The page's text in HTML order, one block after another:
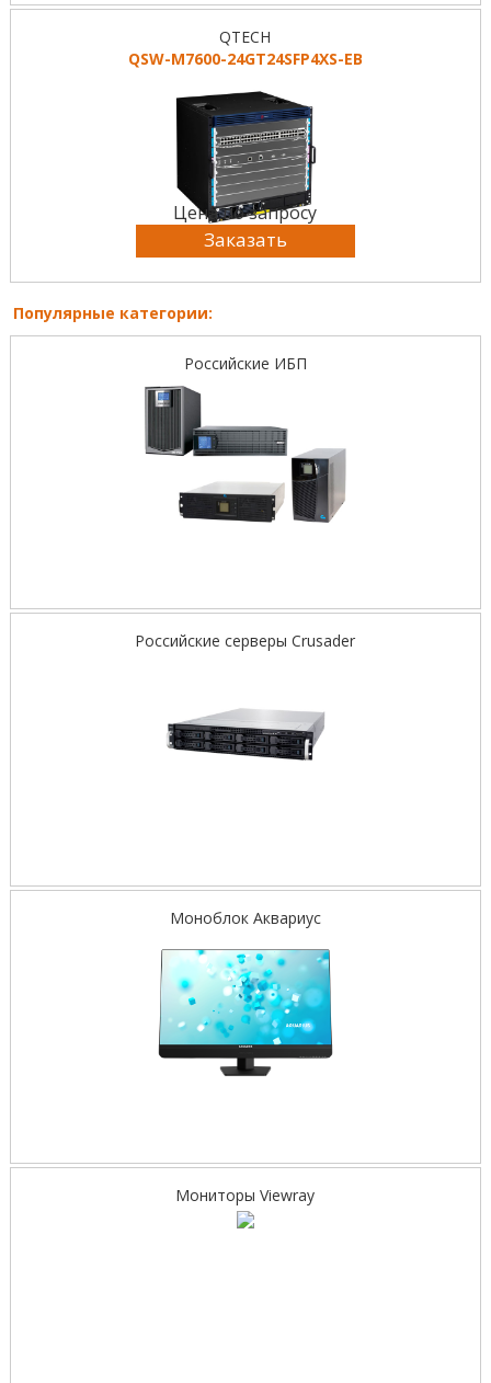
QTECH
QSW-M7600-24GT24SFP4XS-EB
Цена по запросу
Заказать
Популярные категории:
Российские ИБП
Российские серверы Crusader
Моноблок Аквариус
Мониторы Viewray